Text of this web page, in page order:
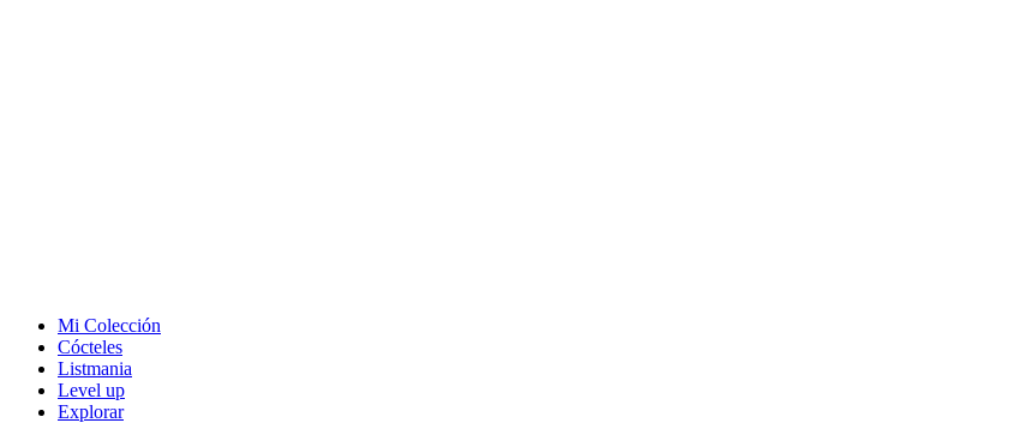
Mi Colección
Cócteles
Listmania
Level up
Explorar